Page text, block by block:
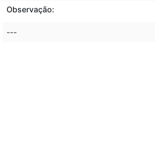
Observação:
---